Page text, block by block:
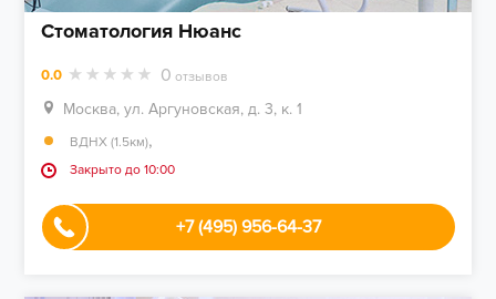
Стоматология Нюанс
0.0 0 отзывов
Москва, ул. Аргуновская, д. 3, к. 1
ВДНХ (1.5км),
Закрыто до 10:00
+7 (495) 956-64-37